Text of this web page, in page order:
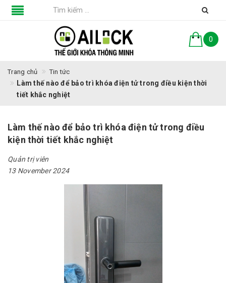
0
Trang chủ Tin tức
Làm thế nào để bảo trì khóa điện tử trong điều kiện thời
tiết khắc nghiệt
Làm thế nào để bảo trì khóa điện tử trong điều
kiện thời tiết khắc nghiệt
Quản trị viên
13 November 2024